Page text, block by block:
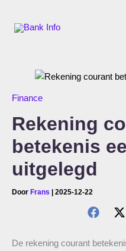
Finance
Rekening
betekenis
uitgelegd
Door Frans | 2025-12-22
De rekening courant